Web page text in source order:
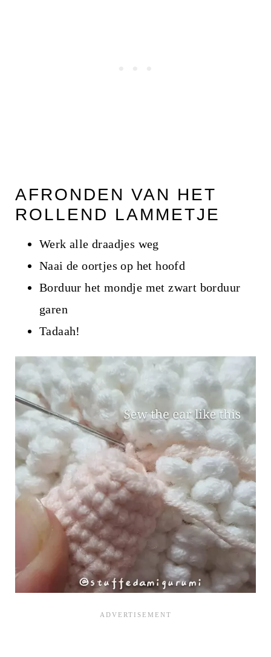
AFRONDEN VAN HET
ROLLEND LAMMETJE
Werk alle draadjes weg
Naai de oortjes op het hoofd
Borduur het mondje met zwart borduur
garen
Tadaah!